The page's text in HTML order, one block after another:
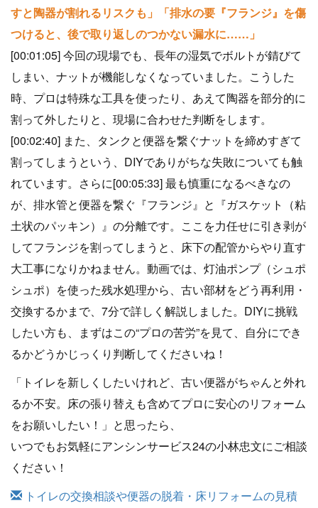
すと陶器が割れるリスクも」「排水の要『フランジ』を傷
つけると、後で取り返しのつかない漏水に……」
[00:01:05] 今回の現場でも、長年の湿気でボルトが錆びて
しまい、ナットが機能しなくなっていました。こうした
時、プロは特殊な工具を使ったり、あえて陶器を部分的に
割って外したりと、現場に合わせた判断をします。
[00:02:40] また、タンクと便器を繋ぐナットを締めすぎて
割ってしまうという、DIYでありがちな失敗についても触
れています。さらに[00:05:33] 最も慎重になるべきなの
が、排水管と便器を繋ぐ『フランジ』と『ガスケット（粘
土状のパッキン）』の分離です。ここを力任せに引き剥が
してフランジを割ってしまうと、床下の配管からやり直す
大工事になりかねません。動画では、灯油ポンプ（シュポ
シュポ）を使った残水処理から、古い部材をどう再利用・
交換するかまで、7分で詳しく解説しました。DIYに挑戦
したい方も、まずはこの“プロの苦労”を見て、自分にでき
るかどうかじっくり判断してくださいね！
「トイレを新しくしたいけれど、古い便器がちゃんと外れ
るか不安。床の張り替えも含めてプロに安心のリフォーム
をお願いしたい！」と思ったら、
いつでもお気軽にアンシンサービス24の小林忠文にご相談
ください！
トイレの交換相談や便器の脱着・床リフォームの見積